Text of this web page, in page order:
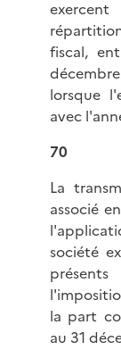
fiscal,
lorsque
avec
70
La
associé
société
la part
au 31